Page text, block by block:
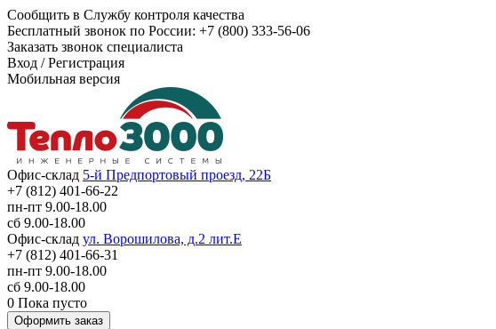
Сообщить в Службу контроля качества
Бесплатный звонок по России: +7 (800) 333-56-06
Заказать звонок специалиста
Вход /Регистрация
Мобильная версия
Офис-склад 5-й Предпортовый проезд, 22Б
+7 (812) 401-66-22
пн-пт 9.00-18.00
сб 9.00-18.00
Офис-склад ул. Ворошилова, д.2 лит.Е
+7 (812) 401-66-31
пн-пт 9.00-18.00
сб 9.00-18.00
0 Пока пусто
Оформить заказ